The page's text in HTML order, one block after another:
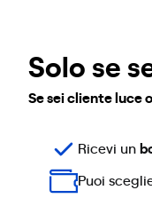
Solo se
Se sei cliente luce
Ricevi un
Puoi